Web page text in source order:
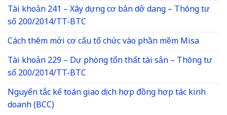
Tài khoản 241 – Xây dựng cơ bản dở dang – Thông tư
số 200/2014/TT-BTC
Cách thêm mới cơ cấu tổ chức vào phần mềm Misa
Tài khoản 229 – Dự phòng tổn thất tài sản – Thông tư
số 200/2014/TT-BTC
Nguyến tắc kế toán giao dịch hợp đồng hợp tác kinh
doanh (BCC)